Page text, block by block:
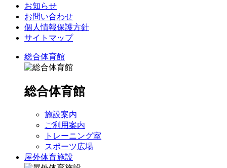
お知らせ
お問い合わせ
個人情報保護方針
サイトマップ
総合体育館
総合体育館
施設案内
ご利用案内
トレーニング室
スポーツ広場
屋外体育施設